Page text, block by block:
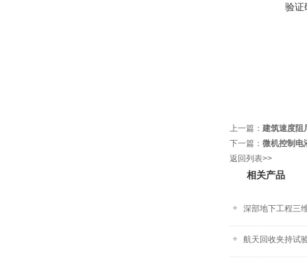
验证
上一篇： 建筑速度阻
下一篇： 微机控制电
返回列表>>
相关产品
深部地下工程三
航天回收夹持试